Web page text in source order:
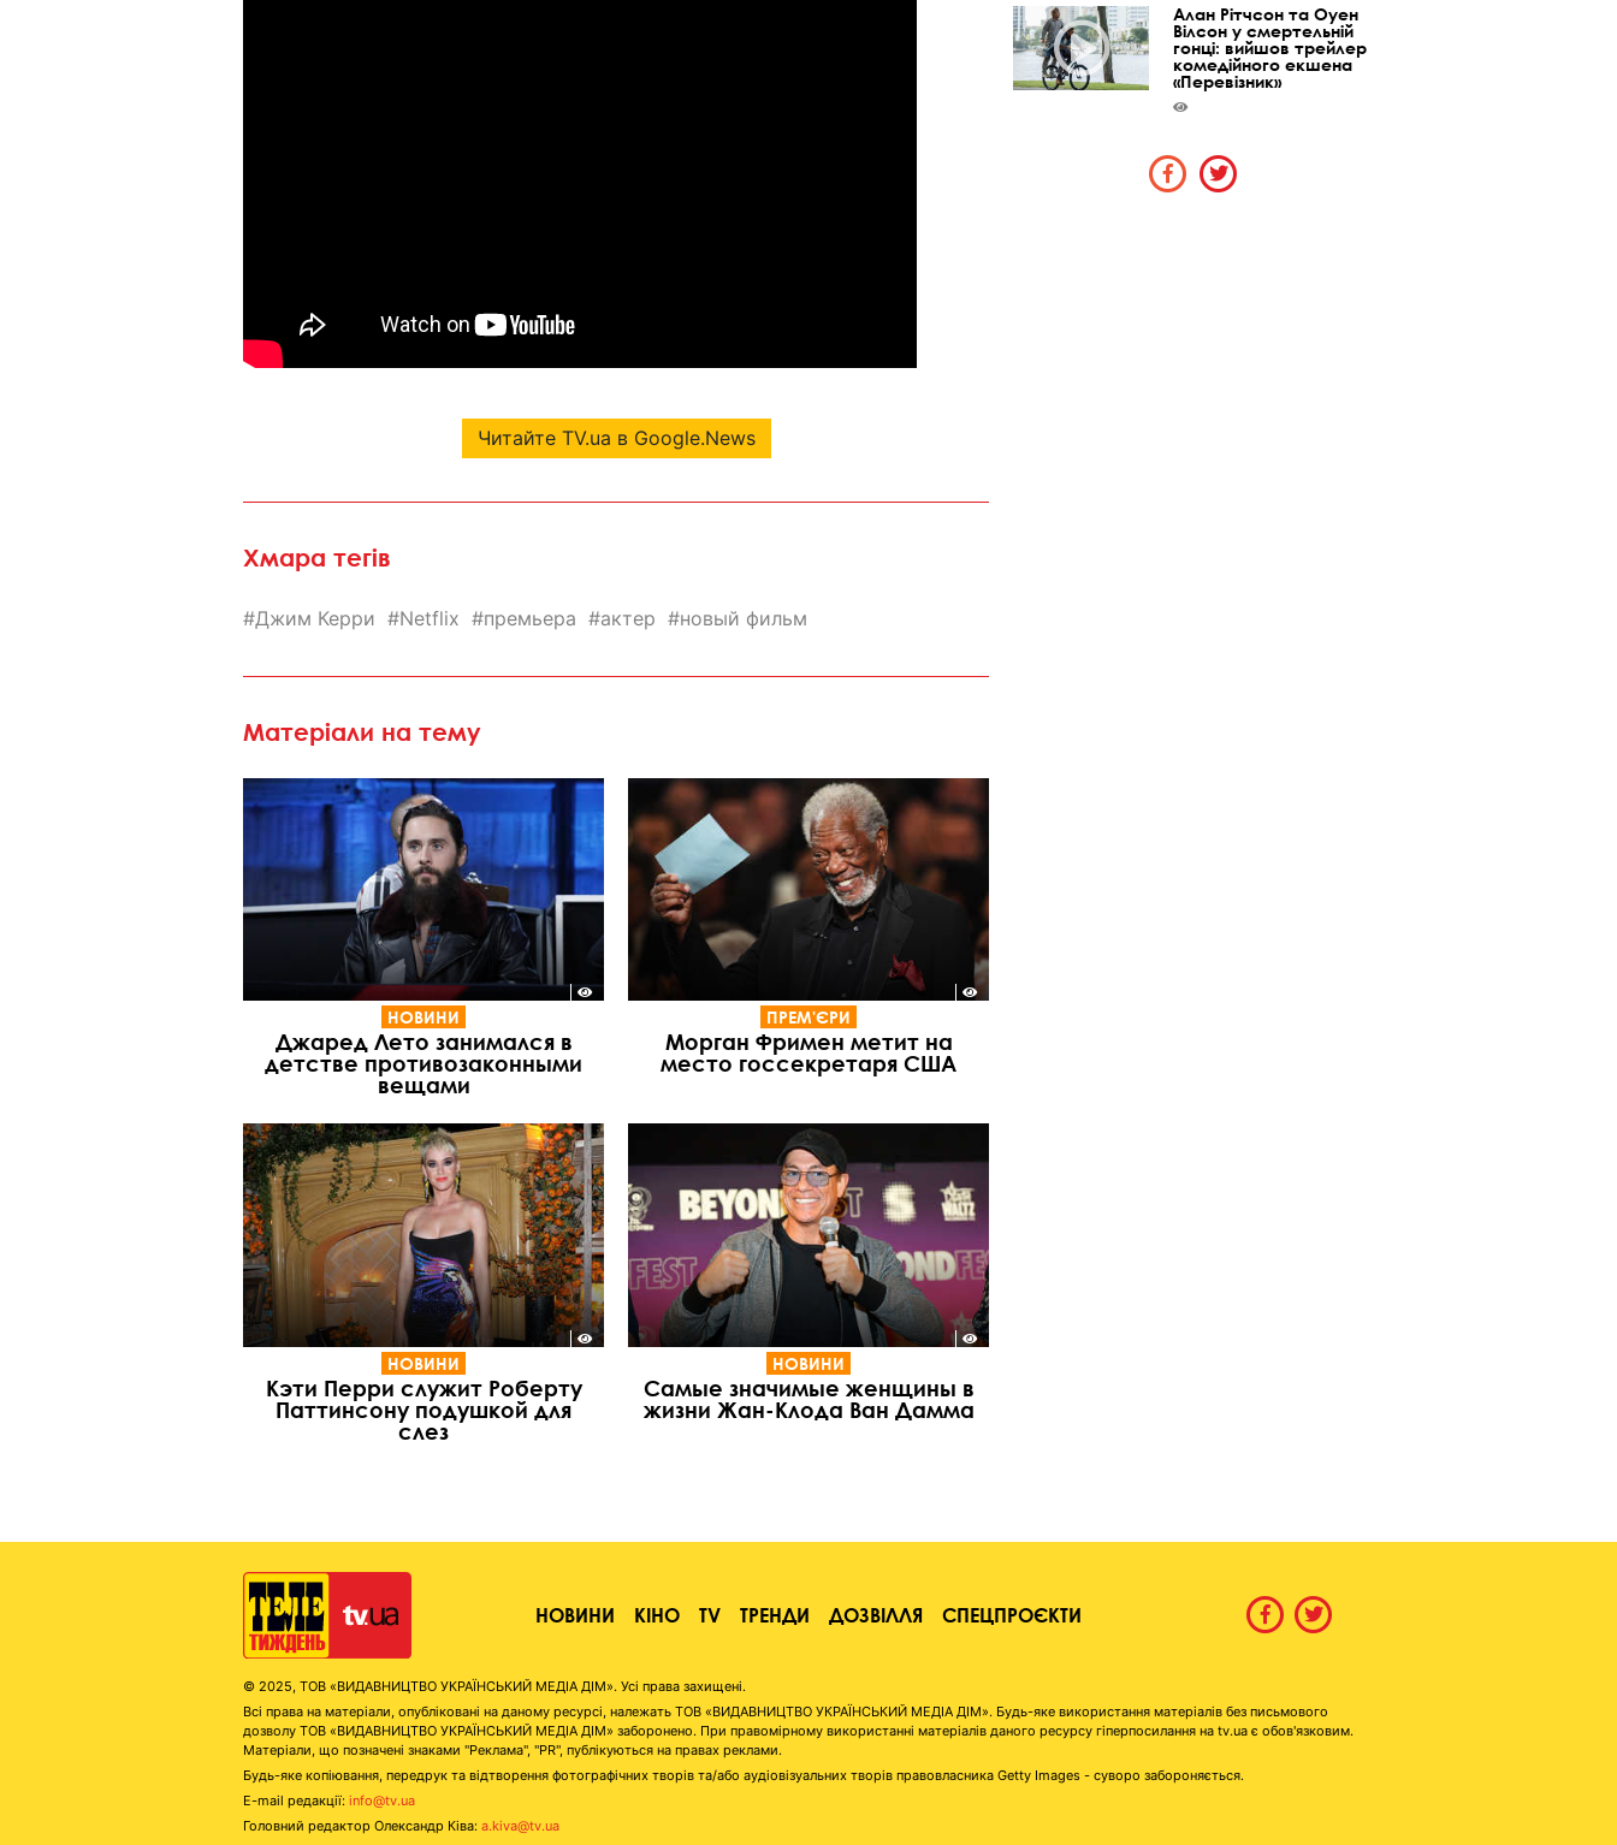
Читайте TV.ua в Google.News
Хмара тегів
Джим Керри Netflix премьера актер новый фильм
Матеріали на тему
НОВИНИ
Джаред Лето занимался в
детстве противозаконными
вещами
ПРЕМ'ЄРИ
Морган Фримен метит на
место госсекретаря США
НОВИНИ
Кэти Перри служит Роберту
Паттинсону подушкой для
слез
НОВИНИ
Самые значимые женщины в
жизни Жан-Клода Ван Дамма
Алан Рітчсон та Оуен
Вілсон у смертельній
гонці: вийшов трейлер
комедійного екшена
«Перевізник»
НОВИНИ КІНО TV ТРЕНДИ ДОЗВІЛЛЯ СПЕЦПРОЄКТИ
© 2025, ТОВ «ВИДАВНИЦТВО УКРАЇНСЬКИЙ МЕДІА ДІМ». Усі права захищені.
Всі права на матеріали, опубліковані на даному ресурсі, належать ТОВ «ВИДАВНИЦТВО УКРАЇНСЬКИЙ МЕДІА ДІМ». Будь-яке використання матеріалів без письмового
дозволу ТОВ «ВИДАВНИЦТВО УКРАЇНСЬКИЙ МЕДІА ДІМ» заборонено. При правомірному використанні матеріалів даного ресурсу гіперпосилання на tv.ua є обов'язковим.
Матеріали, що позначені знаками "Реклама", "PR", публікуються на правах реклами.
Будь-яке копіювання, передрук та відтворення фотографічних творів та/або аудіовізуальних творів правовласника Getty Images - суворо забороняється.
E-mail редакції: info@tv.ua
Головний редактор Олександр Ківа: a.kiva@tv.ua